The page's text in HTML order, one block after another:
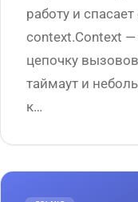
работу и
context.Context —
цепочку
таймаут и
к…